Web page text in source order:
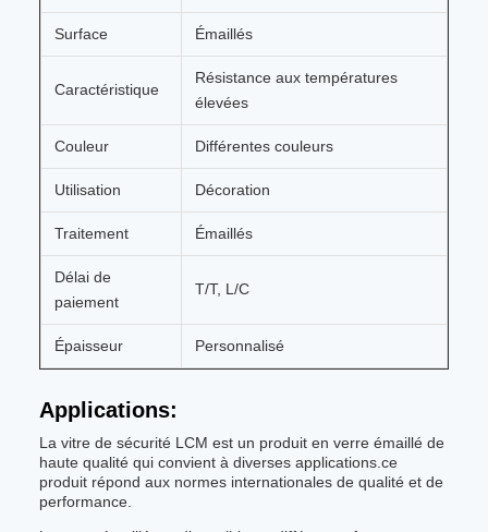
Surface Émaillés
Caractéristique
Résistance aux températures
élevées
Couleur Différentes couleurs
Utilisation Décoration
Traitement Émaillés
Délai de
paiement
T/T, L/C
Épaisseur Personnalisé
Applications:
La vitre de sécurité LCM est un produit en verre émaillé de
haute qualité qui convient à diverses applications.ce
produit répond aux normes internationales de qualité et de
performance.